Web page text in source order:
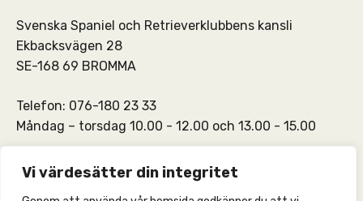
Vi värdesätter din integritet
Svenska Spaniel och Retrieverklubbens kansli
Ekbacksvägen 28
SE-168 69 BROMMA
Telefon: 076-180 23 33
Måndag – torsdag 10.00 - 12.00 och 13.00 - 15.00
SSRKs kansli och medlemskontakt: info@ssrk.se